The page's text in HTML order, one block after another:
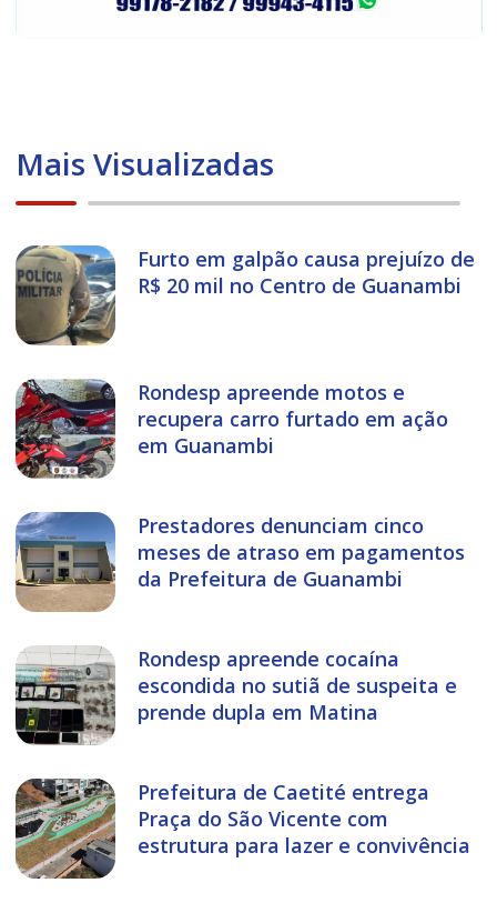
Mais Visualizadas
Furto em galpão causa prejuízo de
R$ 20 mil no Centro de Guanambi
Rondesp apreende motos e
recupera carro furtado em ação
em Guanambi
Prestadores denunciam cinco
meses de atraso em pagamentos
da Prefeitura de Guanambi
Rondesp apreende cocaína
escondida no sutiã de suspeita e
prende dupla em Matina
Prefeitura de Caetité entrega
Praça do São Vicente com
estrutura para lazer e convivência